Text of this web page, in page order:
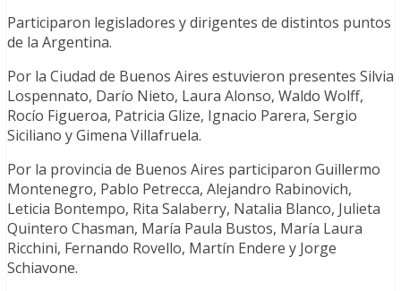
Participaron legisladores y dirigentes de distintos puntos
de la Argentina.
Por la Ciudad de Buenos Aires estuvieron presentes Silvia
Lospennato, Darío Nieto, Laura Alonso, Waldo Wolff,
Rocío Figueroa, Patricia Glize, Ignacio Parera, Sergio
Siciliano y Gimena Villafruela.
Por la provincia de Buenos Aires participaron Guillermo
Montenegro, Pablo Petrecca, Alejandro Rabinovich,
Leticia Bontempo, Rita Salaberry, Natalia Blanco, Julieta
Quintero Chasman, María Paula Bustos, María Laura
Ricchini, Fernando Rovello, Martín Endere y Jorge
Schiavone.